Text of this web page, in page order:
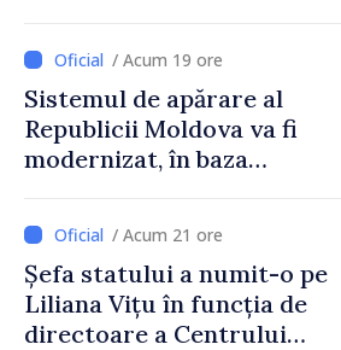
/ Acum 19 ore
Sistemul de apărare al
Republicii Moldova va fi
modernizat, în baza
implementare a Strategiei
Naționale de Apărare
/ Acum 21 ore
Șefa statului a numit-o pe
Liliana Vițu în funcția de
directoare a Centrului